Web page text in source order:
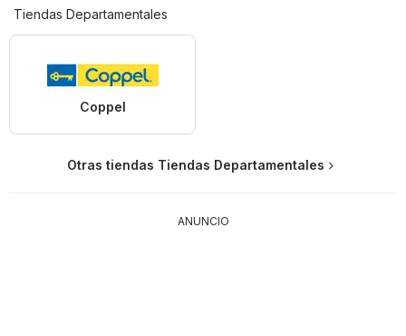
Tiendas Departamentales
Coppel
Otras tiendas Tiendas Departamentales
ANUNCIO